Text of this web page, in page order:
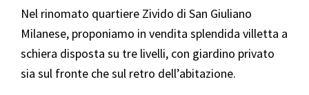
Nel rinomato quartiere Zivido di San Giuliano
Milanese, proponiamo in vendita splendida villetta a
schiera disposta su tre livelli, con giardino privato
sia sul fronte che sul retro dell’abitazione.